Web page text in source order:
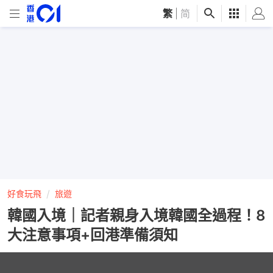
繁 简
好食玩飛 旅遊
韓國入境｜記者親身入境韓國全過程！8
大注意事項+回港準備須知